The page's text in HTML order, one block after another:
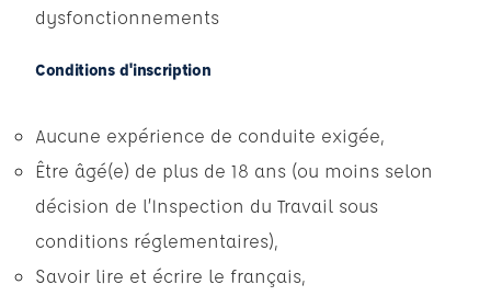
dysfonctionnements
Conditions d'inscription
Aucune expérience de conduite exigée,
Être âgé(e) de plus de 18 ans (ou moins selon
décision de l’Inspection du Travail sous
conditions réglementaires),
Savoir lire et écrire le français,